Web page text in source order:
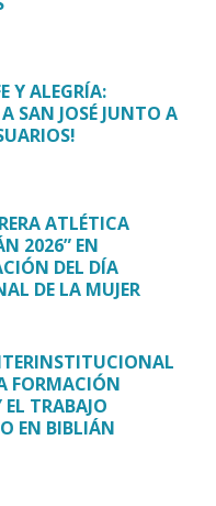
Y ALEGRÍA:
SAN JOSÉ JUNTO A
ATLÉTICA
2026” EN
DEL DÍA
DE LA MUJER
FORMACIÓN
TRABAJO
EN BIBLIÁN